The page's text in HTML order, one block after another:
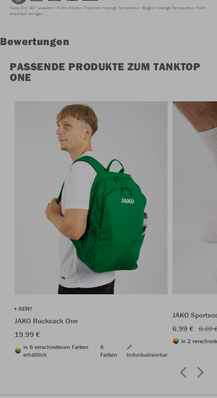
Keep Dry 40° waschen Nicht chloren Trocknen niedrige Temperatur Bügeln niedrige Temperatur Nicht
chemisch reinigen
Bewertungen
PASSENDE PRODUKTE ZUM TANKTOP
ONE
NEW!
JAKO Rucksack One
19,99 €
in 6 verschiedenen Farben
erhältlich
6
Farben
Individualisierbar
JAKO
6,99 € 9,99
in 2